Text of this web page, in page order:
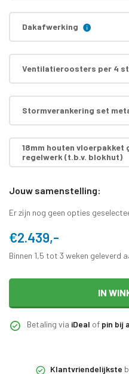
Dakafwerking
Ventilatieroosters per 4
Stormverankering set
18mm houten vloerpakket
regelwerk (t.b.v. blokhut)
Jouw samenstelling:
Er zijn nog geen opties
€2.439,-
Binnen 1,5 tot 3 weken geleverd
IN
Betaling via iDeal of pin bij
Klantvriendelijkste